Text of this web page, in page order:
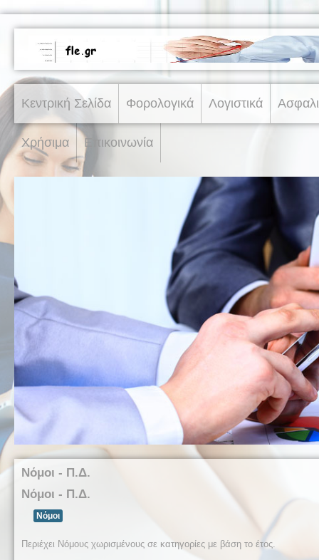
Κεντρική Σελίδα Φορολογικά Λογιστικά
Χρήσιμα Επικοινωνία
Νόμοι - Π.Δ.
Νόμοι - Π.Δ.
Νόμοι
Περιέχει Νόμους χωρισμένους σε κατηγορίες με βάση το έτος.